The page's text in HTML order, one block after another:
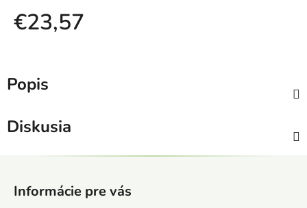
€23,57
Popis
Diskusia
Informácie pre vás